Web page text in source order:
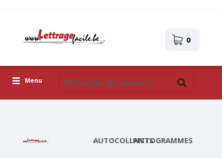
0
Menu
AUTOCOLLANTSPICTOGRAMMES